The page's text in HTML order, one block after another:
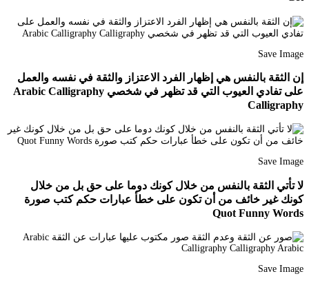
Save Image
إن الثقة بالنفس هي إظهار الفرد الاعتزاز والثقة في نفسه والعمل
على تفادي العيوب التي قد تظهر في شخصي Arabic Calligraphy
Calligraphy
Save Image
لا تأتي الثقة بالنفس من خلال كونك دوما على حق بل من خلال
كونك غير خائف من أن تكون على خطأ عبارات حكم كتب صورة
Quot Funny Words
Save Image